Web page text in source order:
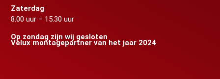
Zaterdag
8.00 uur – 15.30 uur
Op zondag zijn wij gesloten
Velux montagepartner van het jaar 2024